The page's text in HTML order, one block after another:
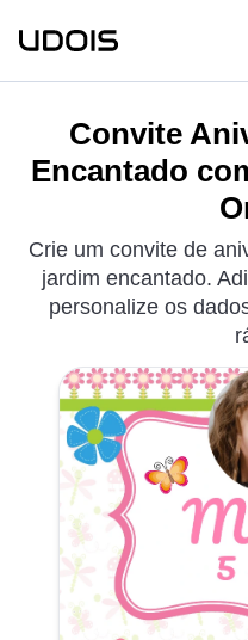
Convite
Encantado
Crie um convite de
jardim encantado.
personalize os